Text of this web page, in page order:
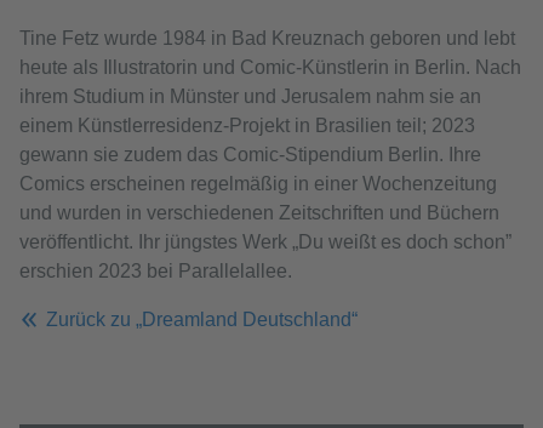
Tine Fetz wurde 1984 in Bad Kreuznach geboren und lebt
heute als Illustratorin und Comic-Künstlerin in Berlin. Nach
ihrem Studium in Münster und Jerusalem nahm sie an
einem Künstlerresidenz-Projekt in Brasilien teil; 2023
gewann sie zudem das Comic-Stipendium Berlin. Ihre
Comics erscheinen regelmäßig in einer Wochenzeitung
und wurden in verschiedenen Zeitschriften und Büchern
veröffentlicht. Ihr jüngstes Werk „Du weißt es doch schon”
erschien 2023 bei Parallelallee.
Zurück zu „Dreamland Deutschland“